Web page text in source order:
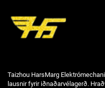
Taizhou HarsMarg
lausnir fyrir iðnaðarvélagerð.